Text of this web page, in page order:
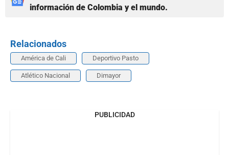
información de Colombia y el mundo.
Relacionados
América de Cali Deportivo Pasto
Atlético Nacional Dimayor
PUBLICIDAD